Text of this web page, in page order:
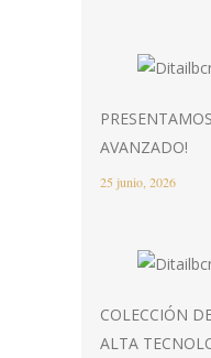
AVANZADO!
25 junio, 2026
COLECCIÓN
ALTA